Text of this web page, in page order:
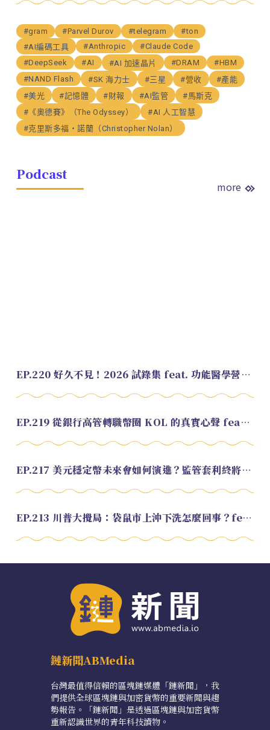
#gram #Parvel Durov #telegram
#ton
#AI編碼工具
#Anthropic
#Claude Code
#DeepSeek
#AI #AI 加速晶片 #DRAM
#HBM
#NAND Flash
#SK 海力士 #三星 #營收
#產能
#美光
#記憶體 #財報 #AI監管
#馬斯克
#《奧德賽》（The Odyssey）
#AI 人工智慧
#克里斯多福・諾蘭（Christopher Nolan）
Podcast
more
EP.220 好久不見！2026 試錄集 feat. 功能醫學營養師 美寶
EP.219 從銀行高管轉職幣圈 KOL 的真實心聲 feat.龜大
EP.217 美元穩定幣未來會如何演進？監管套利終將收斂？feat. 研究員 余哲安
EP.213 川普大攪局：袋鼠市上沖下洗怎麼回事？feat. Alvin
鏈新聞ABMedia
台灣最值得信賴的區塊鏈媒體「鏈新聞」，我
們提供全球區塊鏈與加密貨幣的重要新聞與趨
勢報告。「鏈新聞」是透過區塊鏈與加密貨幣
重新認識世界的青年科技讀物。